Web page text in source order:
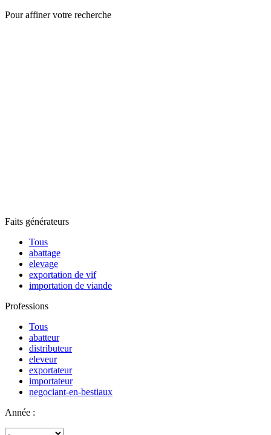
Pour affiner votre recherche
Faits générateurs
Tous
abattage
elevage
exportation de vif
importation de viande
Professions
Tous
abatteur
distributeur
eleveur
exportateur
importateur
negociant-en-bestiaux
Année :